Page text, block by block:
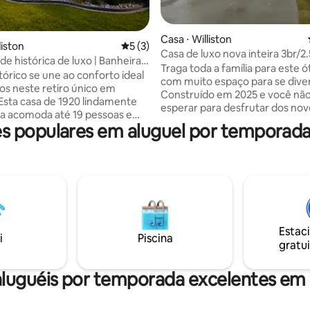
de 5, 31 avaliações
5 de uma avaliação média de 5, 3
5 (3)
histórica de luxo | Banheira
| Churrasqueira |
pessoas
se une ao conforto ideal
neste retiro único em
casa de 1920 lindamente
acomoda até 19 pessoas e
um quarto com beliche,
várias áreas de estar, uma
a pérgula e a
e acomode-se em uma
perfeita para famílias,
trabalho e estadias
principais locais de
estacionamento fácil
Casa ⋅ Williston
Casa de luxo nova inteira 3br/
Traga toda a família para este
com muito espaço para se
Construído em 2025 e você
esperar para desfrutar dos
eletrodomésticos, cozinha
área de jantar deslumbrante,
internet de alta velocidade
atividade de trabalho e noite de
Esta casa está situada no
cidade. Perto de restaurantes,
de trampolim, do centro da
aeroporto, etc.
populares em aluguel por
Piscina
por temporada excelentes